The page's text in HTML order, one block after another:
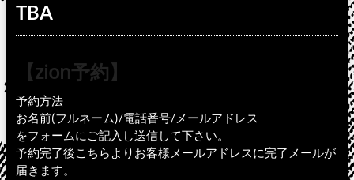
TBA
【zion予約】
予約方法
お名前(フルネーム)/電話番号/メールアドレス
をフォームにご記入し送信して下さい。
予約完了後こちらよりお客様メールアドレスに完了メールが
届きます。